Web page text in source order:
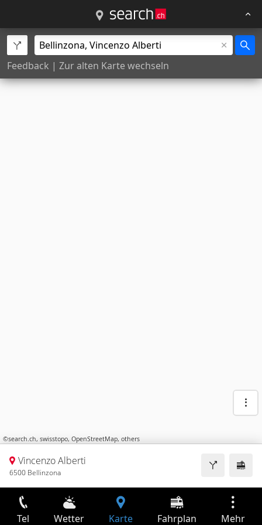
Feedback | Zur alten Karte wechseln
©search.ch, swisstopo, OpenStreetMap, others
Vincenzo Alberti
6500 Bellinzona
Tel Wetter Karte Fahrplan Mehr